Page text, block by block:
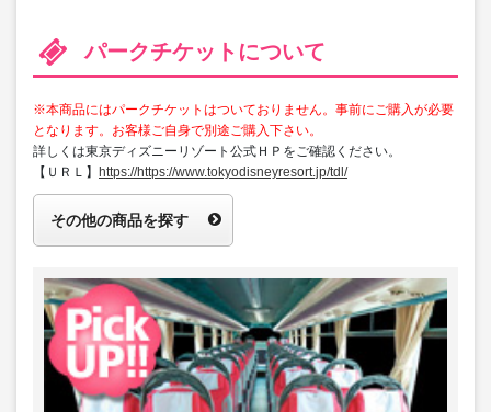
パークチケットについて
※本商品にはパークチケットはついておりません。事前にご購入が必要
となります。お客様ご自身で別途ご購入下さい。
詳しくは東京ディズニーリゾート公式ＨＰをご確認ください。
【ＵＲＬ】 https://https://www.tokyodisneyresort.jp/tdl/
その他の商品を探す